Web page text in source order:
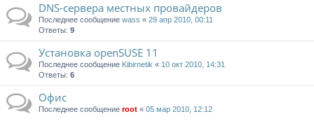
DNS-сервера местных провайдеров
Последнее сообщение wass « 29 апр 2010, 00:11
Ответы: 9
Установка openSUSE 11
Последнее сообщение Kibirnetik « 10 окт 2010, 14:31
Ответы: 6
Офис
Последнее сообщение root « 05 мар 2010, 12:12